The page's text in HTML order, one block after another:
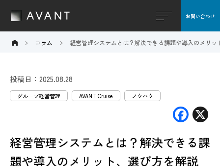
お問い合わせ
コラム 経営管理システムとは？解決できる課題や導入のメリッ
投稿日：2025.08.28
グループ経営管理 AVANT Cruise ノウハウ
F
e
経営管理システムとは？解決できる課
題や導入のメリット、選び方を解説